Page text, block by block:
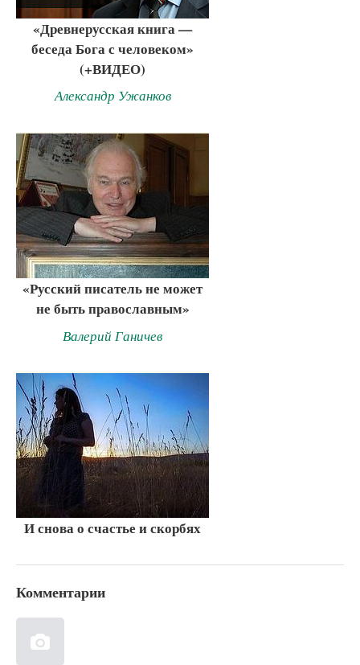
«Древнерусская книга —
беседа Бога с человеком»
(+ВИДЕО)
Александр Ужанков
«Русский писатель не может
не быть православным»
Валерий Ганичев
И снова о счастье и скорбях
Комментарии